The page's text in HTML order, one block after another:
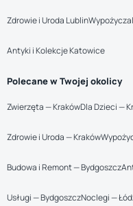
Zdrowie i Uroda Lublin
Antyki i Kolekcje Katowice
Polecane w Twojej okolicy
Zwierzęta — KrakówDla Dzieci —
Zdrowie i Uroda — Kraków
Budowa i Remont — Bydgoszcz
Usługi — BydgoszczNoclegi —